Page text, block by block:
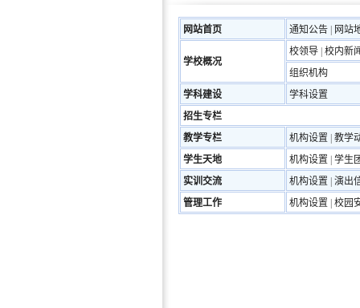
网站首页 通知公告 网站
学校概况
校领导 校内新
组织机构
学科建设
学科设置
招生专栏
教学专栏
机构设置
教学
学生天地
机构设置
学生
实训交流
机构设置
演出
管理工作
机构设置 校园